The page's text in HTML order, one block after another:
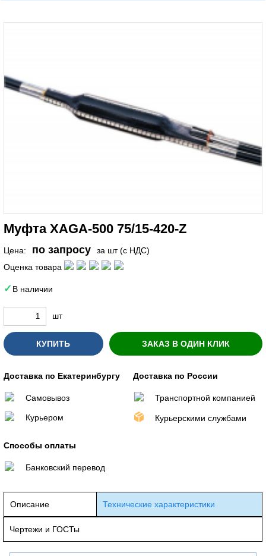
Муфта XAGA-500 75/15-420-Z
Цена: по запросу
за шт (с НДС)
Оценка товара
В наличии
шт
КУПИТЬ ЗАКАЗ В ОДИН КЛИК
Доставка по Екатеринбургу
Самовывоз
Курьером
Доставка по России
Транспортной компанией
Курьерскими службами
Способы оплаты
Банковский перевод
Описание Технические характеристики
Чертежи и ГОСТы